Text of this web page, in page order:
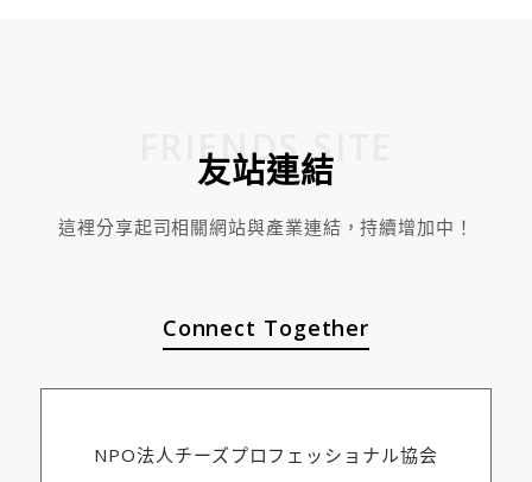
FRIENDS SITE
友站連結
這裡分享起司相關網站與產業連結，持續增加中！
Connect Together
NPO法人チーズプロフェッショナル協会